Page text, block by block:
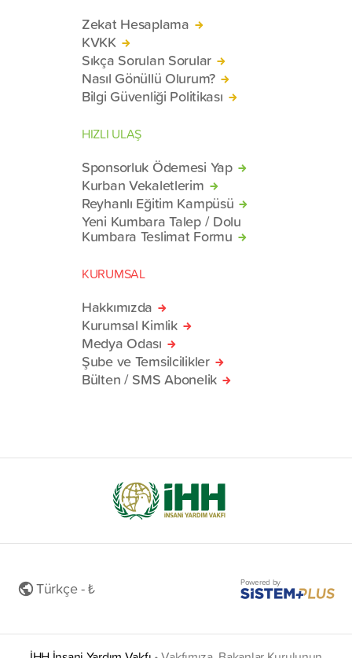
Zekat Hesaplama
KVKK
Sıkça Sorulan Sorular
Nasıl Gönüllü Olurum?
Bilgi Güvenliği Politikası
HIZLI ULAŞ
Sponsorluk Ödemesi Yap
Kurban Vekaletlerim
Reyhanlı Eğitim Kampüsü
Yeni Kumbara Talep / Dolu
Kumbara Teslimat Formu
KURUMSAL
Hakkımızda
Kurumsal Kimlik
Medya Odası
Şube ve Temsilcilikler
Bülten / SMS Abonelik
Türkçe - ₺ Powered by